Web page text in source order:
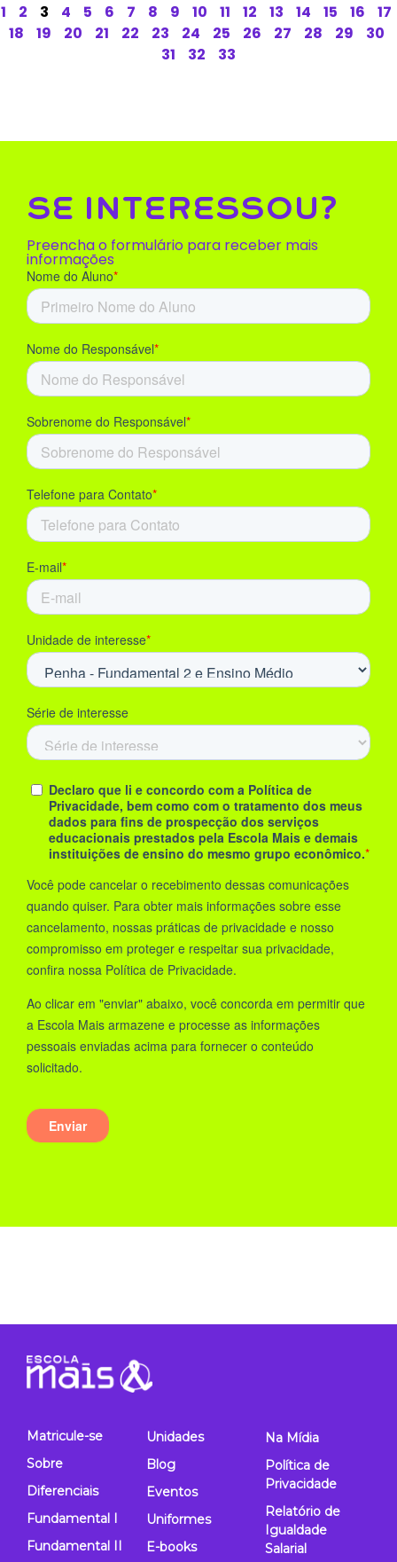
1 2 3 4 5 6 7 8 9 10 11 12 13 14 15 16
17
18
19 20 21 22 23 24 25 26 27 28 29
30
31
32 33
SE INTERESSOU?
Preencha o formulário para receber mais
informações
Matricule-se
Sobre
Diferenciais
Fundamental I
Fundamental II
Unidades
Blog
Eventos
Uniformes
E-books
Na Mídia
Política de
Privacidade
Relatório de
Igualdade
Salarial